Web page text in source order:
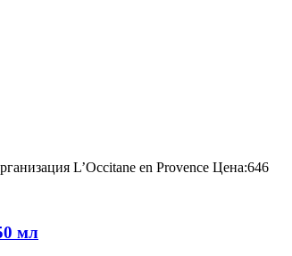
L’Occitane en Provence Цена:646
мл